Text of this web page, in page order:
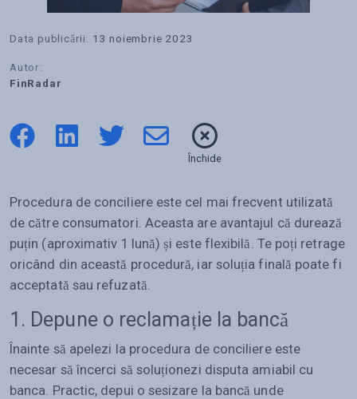
Data publicării: 13 noiembrie 2023
Autor:
FinRadar
Închide
Procedura de conciliere este cel mai frecvent utilizată
de către consumatori. Aceasta are avantajul că durează
puțin (aproximativ 1 lună) și este flexibilă. Te poți retrage
oricând din această procedură, iar soluția finală poate fi
acceptată sau refuzată.
1. Depune o reclamație la bancă
Înainte să apelezi la procedura de conciliere este
necesar să încerci să soluționezi disputa amiabil cu
banca. Practic, depui o sesizare la bancă unde